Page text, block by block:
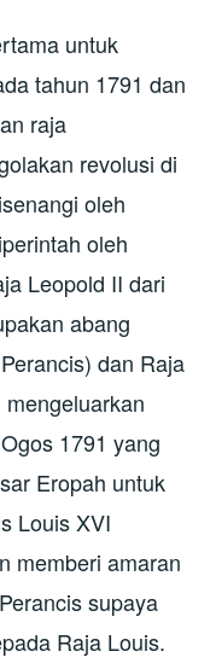
untuk
tahun 1791 dan
raja
revolusi di
oleh
oleh
Leopold II dari
abang
dan Raja
1791 yang
Eropah untuk
Louis XVI
memberi amaran
supaya
Raja Louis.